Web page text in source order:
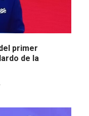
primer
de la